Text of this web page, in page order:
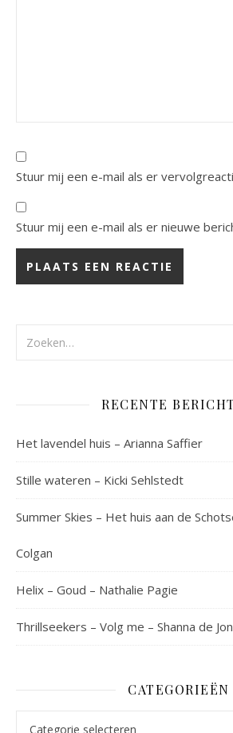
Stuur mij een e-mail als er
Stuur mij een e-mail als er nieuwe
RECENTE
Het lavendel huis – Arianna Saffier
Stille wateren – Kicki Sehlstedt
Summer Skies – Het huis aan de
Colgan
Helix – Goud – Nathalie Pagie
Thrillseekers – Volg me – Shanna de
CATEGORIEËN